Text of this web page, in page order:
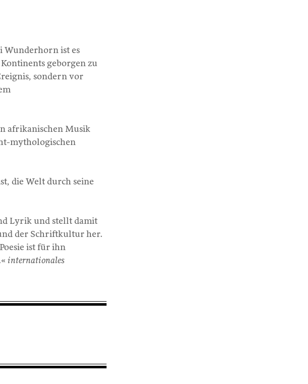
Wunderhorn ist es
geborgen zu
sondern vor
afrikanischen Musik
mythologischen
die Welt durch seine
Lyrik und stellt damit
der Schriftkultur her.
ist für ihn
internationales